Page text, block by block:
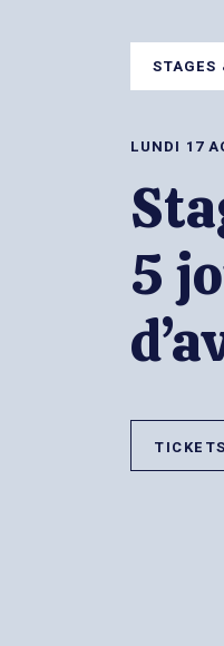
STAGES
LUNDI 17
5
TICKETS